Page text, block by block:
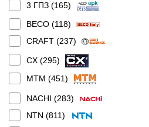
3 ГПЗ (165)
BECO (118)
CRAFT (237)
CX (295)
MTM (451)
NACHI (283)
NTN (811)